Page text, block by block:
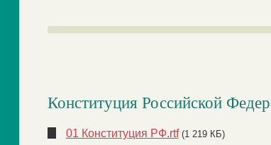
Конституция Российской
01 Конституция РФ.rtf (1 219 КБ)